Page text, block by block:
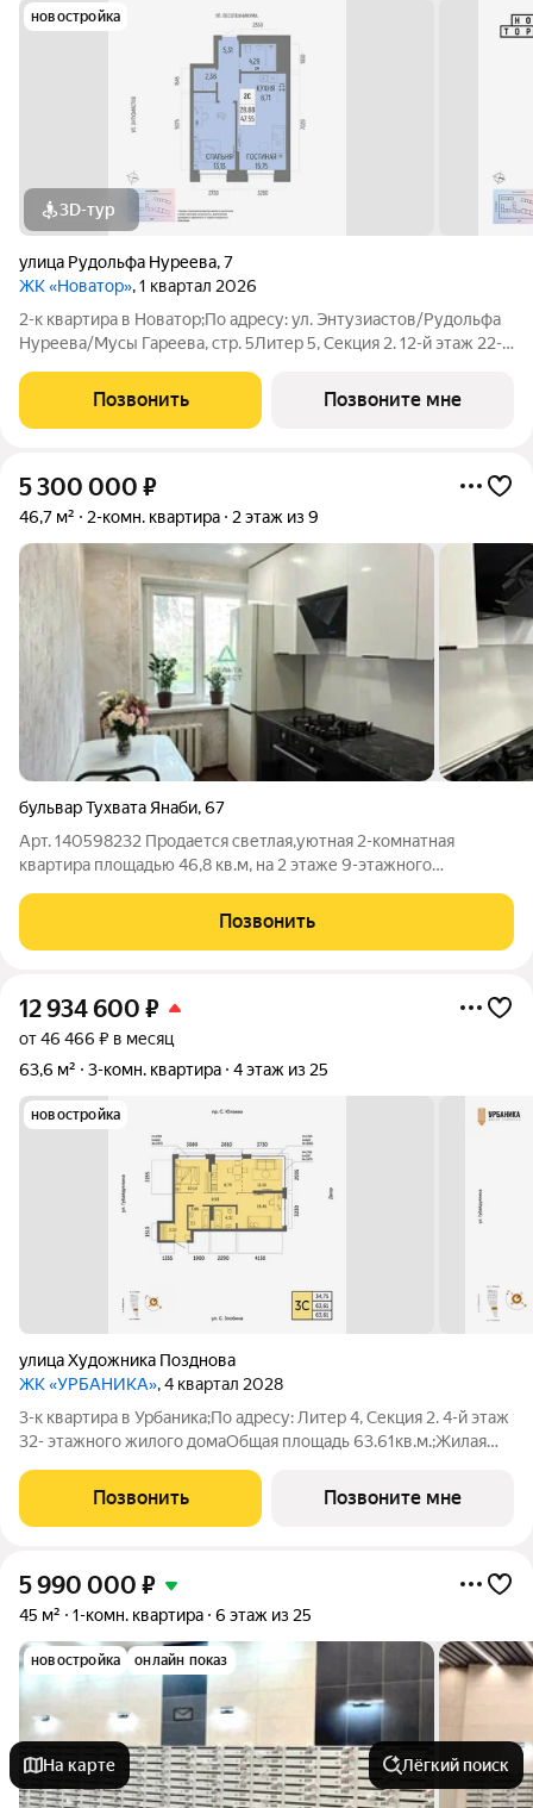
новостройка
3D-тур
улица Рудольфа Нуреева,7
ЖК «Новатор», 1 квартал 2026
2-к квартира в Новатор;По адресу: ул. Энтузиастов/Рудольфа
Нуреева/Мусы Гареева, стр. 5Литер 5, Секция 2. 12-й этаж 22-
площадь 28.88 кв. м. от ГК "Первый Трест". Дом сдан.Просим
представителей
Позвонить Позвоните мне
5 300 000 ₽
46,7 м² 2-комн. квартира 2 этаж из 9
бульвар Тухвата Янаби,67
Арт. 140598232 Продается светлая,уютная 2-комнатная
квартира площадью 46,8 кв.м, на 2 этаже 9-этажного
Квартира с практичной планировкой: общая площадь 46,8 м2,
жилая 32 м2, кухня 6,5 м2.
Позвонить
12 934 600 ₽
от 46 466 ₽ в месяц
63,6 м²
3-комн. квартира 4 этаж из 25
новостройка
улица Художника Позднова
ЖК «УРБАНИКА», 4 квартал 2028
3-к квартира в Урбаника;По адресу: Литер 4, Секция 2. 4-й этаж
32- этажного жилого домаОбщая площадь 63.61кв.м.;Жилая
строительства: 4 квартал 2028 года.Квартира с качественной
предчистовой
Позвонить Позвоните мне
5 990 000 ₽
45 м² 1-комн. квартира 6 этаж из 25
новостройка онлайн показ
На карте Лёгкий поиск